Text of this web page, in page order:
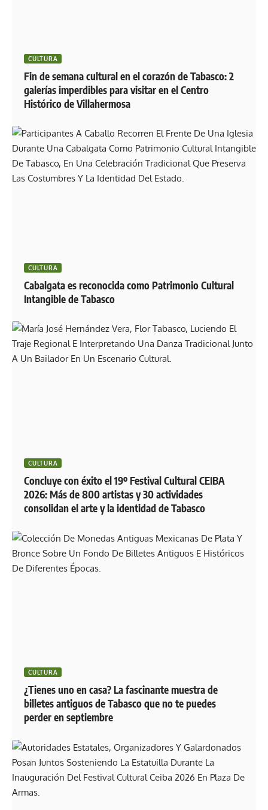
CULTURA
Fin de semana cultural en el corazón de Tabasco: 2
galerías imperdibles para visitar en el Centro
Histórico de Villahermosa
CULTURA
Cabalgata es reconocida como Patrimonio Cultural
Intangible de Tabasco
CULTURA
Concluye con éxito el 19º Festival Cultural CEIBA
2026: Más de 800 artistas y 30 actividades
consolidan el arte y la identidad de Tabasco
CULTURA
¿Tienes uno en casa? La fascinante muestra de
billetes antiguos de Tabasco que no te puedes
perder en septiembre